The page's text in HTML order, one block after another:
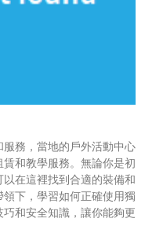
務，當地的戶外活動中心
和教學服務。無論你是初
在這裡找到合適的裝備和
下，學習如何正確使用獨
和安全知識，讓你能夠更